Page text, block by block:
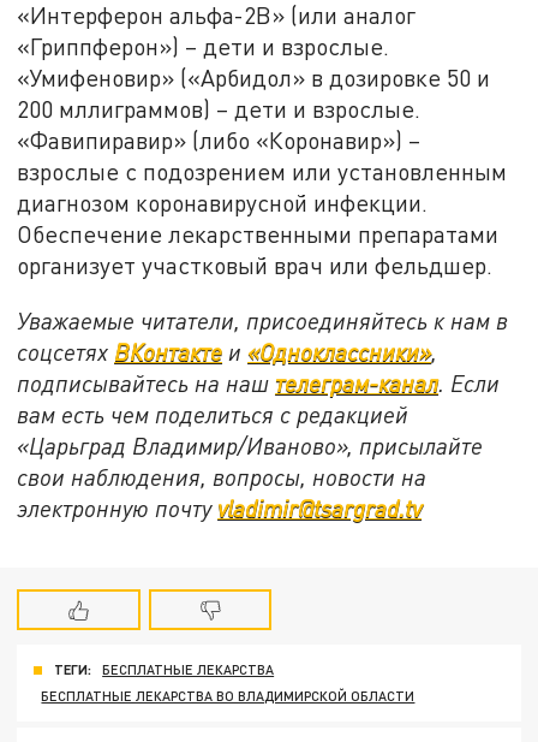
«Интерферон альфа-2В» (или аналог
«Гриппферон») – дети и взрослые.
«Умифеновир» («Арбидол» в дозировке 50 и
200 мллиграммов) – дети и взрослые.
«Фавипиравир» (либо «Коронавир») –
взрослые с подозрением или установленным
диагнозом коронавирусной инфекции.
Обеспечение лекарственными препаратами
организует участковый врач или фельдшер.
Уважаемые читатели, присоединяйтесь к нам в
соцсетях ВКонтакте и«Одноклассники»,
подписывайтесь на наш телеграм-канал. Если
вам есть чем поделиться с редакцией
«Царьград Владимир/Иваново», присылайте
свои наблюдения, вопросы, новости на
электронную почту vladimir@tsargrad.tv
ТЕГИ:
БЕСПЛАТНЫЕ ЛЕКАРСТВА
БЕСПЛАТНЫЕ ЛЕКАРСТВА ВО ВЛАДИМИРСКОЙ ОБЛАСТИ